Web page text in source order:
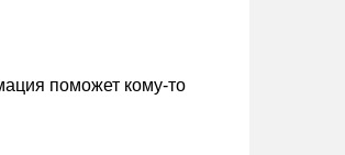
поможет кому-то